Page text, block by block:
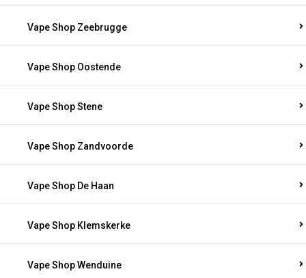
Vape Shop Zeebrugge
Vape Shop Oostende
Vape Shop Stene
Vape Shop Zandvoorde
Vape Shop De Haan
Vape Shop Klemskerke
Vape Shop Wenduine